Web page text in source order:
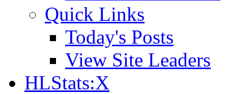
Quick Links
Today's Posts
View Site Leaders
HLStats:X